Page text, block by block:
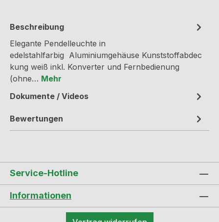
Beschreibung
Elegante Pendelleuchte in
edelstahlfarbig Aluminiumgehäuse Kunststoffabdec
kung weiß inkl. Konverter und Fernbedienung
(ohne… Mehr
Dokumente / Videos
Bewertungen
Service-Hotline
Informationen